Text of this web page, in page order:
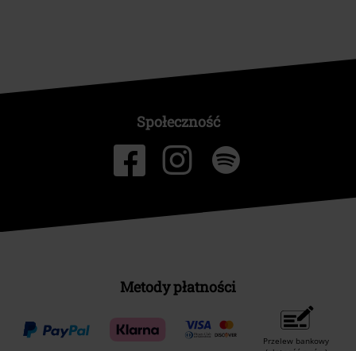
Społeczność
Metody płatności
Przelew bankowy